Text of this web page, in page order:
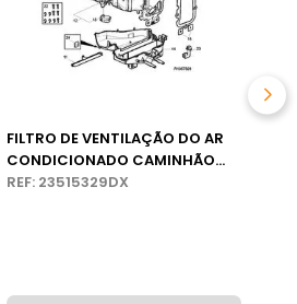
FILTRO DE VENTILAÇÃO DO AR
CONDICIONADO CAMINHÃO
VOLVO
REF: 23515329DX